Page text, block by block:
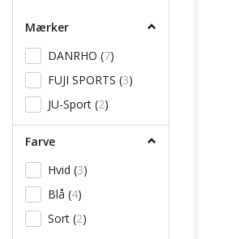
Mærker
DANRHO (7)
FUJI SPORTS (3)
JU-Sport (2)
Farve
Hvid (3)
Blå (4)
Sort (2)